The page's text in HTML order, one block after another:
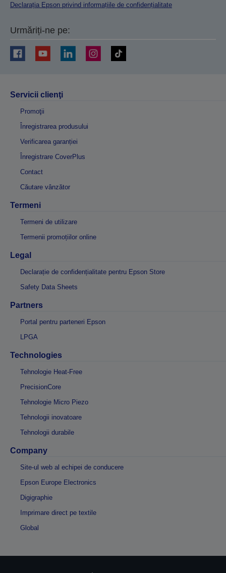
Declarația Epson privind informațiile de confidențialitate
Urmăriți-ne pe:
Servicii clienţi
Promoţii
Înregistrarea produsului
Verificarea garanției
Înregistrare CoverPlus
Contact
Căutare vânzător
Termeni
Termeni de utilizare
Termenii promoțiilor online
Legal
Declarație de confidențialitate pentru Epson Store
Safety Data Sheets
Partners
Portal pentru parteneri Epson
LPGA
Technologies
Tehnologie Heat-Free
PrecisionCore
Tehnologie Micro Piezo
Tehnologii inovatoare
Tehnologii durabile
Company
Site-ul web al echipei de conducere
Epson Europe Electronics
Digigraphie
Imprimare direct pe textile
Global